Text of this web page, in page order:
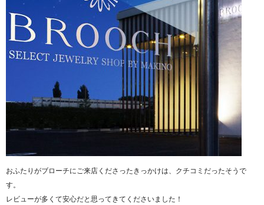
おふたりがブローチにご来店くださったきっかけは、クチコミだったそうで
す。
レビューが多くて安心だと思ってきてくださいました！